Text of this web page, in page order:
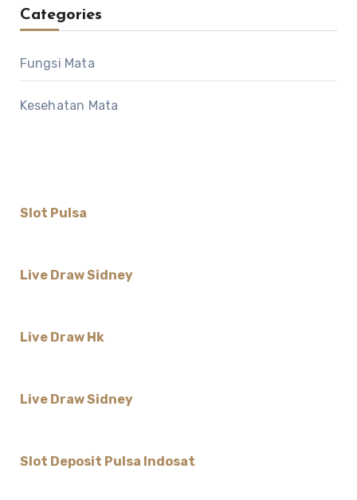
Categories
Fungsi Mata
Kesehatan Mata
Slot Pulsa
Live Draw Sidney
Live Draw Hk
Live Draw Sidney
Slot Deposit Pulsa Indosat